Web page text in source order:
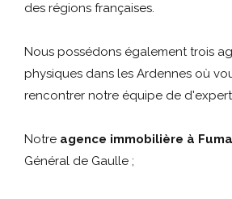
des régions françaises.
Nous possédons également trois
physiques dans les Ardennes où
rencontrer notre équipe de
Notre agence immobilière à
Général de Gaulle ;